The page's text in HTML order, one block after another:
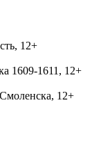
12+
1609-1611, 12+
12+